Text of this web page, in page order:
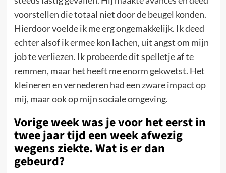
voorstellen die totaal niet door de beugel konden.
Hierdoor voelde ik me erg ongemakkelijk. Ik deed
echter alsof ik ermee kon lachen, uit angst om mijn
job te verliezen. Ik probeerde dit spelletje af te
remmen, maar het heeft me enorm gekwetst. Het
kleineren en vernederen had een zware impact op
mij, maar ook op mijn sociale omgeving.
Vorige week was je voor het eerst in
twee jaar tijd een week afwezig
wegens ziekte. Wat is er dan
gebeurd?